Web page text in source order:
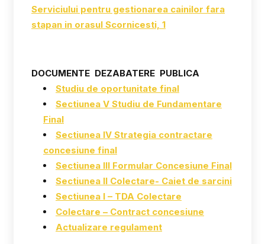
Serviciului pentru gestionarea cainilor fara
stapan in orasul Scornicesti, 1
DOCUMENTE DEZABATERE PUBLICA
Studiu de oportunitate final
Sectiunea V Studiu de Fundamentare
Final
Sectiunea IV Strategia contractare
concesiune final
Sectiunea III Formular Concesiune Final
Sectiunea II Colectare- Caiet de sarcini
Sectiunea I – TDA Colectare
Colectare – Contract concesiune
Actualizare regulament